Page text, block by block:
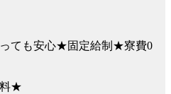
ても安心★固定給制★寮費0
★